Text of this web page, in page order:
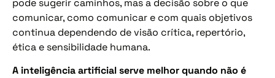
pode sugerir caminhos, mas a decisão sobre o que
comunicar, como comunicar e com quais objetivos
continua dependendo de visão crítica, repertório,
ética e sensibilidade humana.
A inteligência artificial serve melhor quando não é